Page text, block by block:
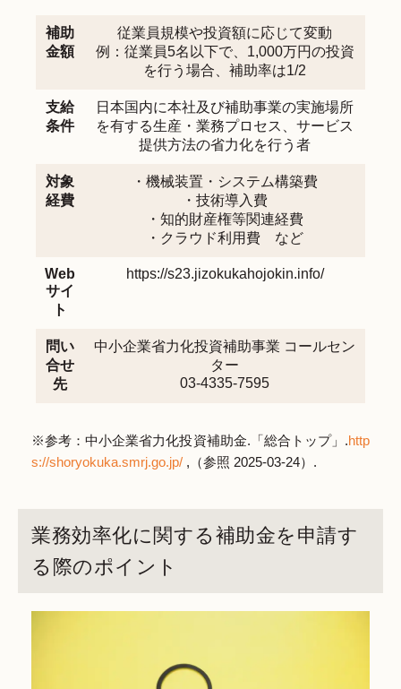
補助
金額
従業員規模や投資額に応じて変動
例：従業員5名以下で、1,000万円の投資
を行う場合、補助率は1/2
支給
条件
日本国内に本社及び補助事業の実施場所
を有する生産・業務プロセス、サービス
提供方法の省力化を行う者
対象
経費
・機械装置・システム構築費
・技術導入費
・知的財産権等関連経費
・クラウド利用費 など
Web
サイ
ト
https://s23.jizokukahojokin.info/
問い
合せ
先
中小企業省力化投資補助事業 コールセン
ター
03-4335-7595
※参考：中小企業省力化投資補助金.「総合トップ」.http
s://shoryokuka.smrj.go.jp/ ,（参照 2025-03-24）.
業務効率化に関する補助金を申請す
る際のポイント